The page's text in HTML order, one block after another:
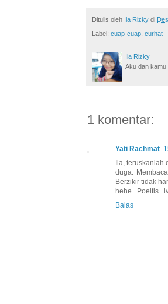
Ditulis oleh Ila Rizky di
Label: cuap-cuap, curhat
Ila Rizky
Aku dan kamu
1 komentar:
Yati Rachmat
Ila,
duga.
Berzikir tidak
Balas